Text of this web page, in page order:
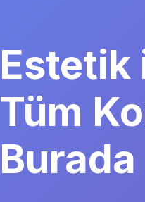
Estetik
Tüm
Burada